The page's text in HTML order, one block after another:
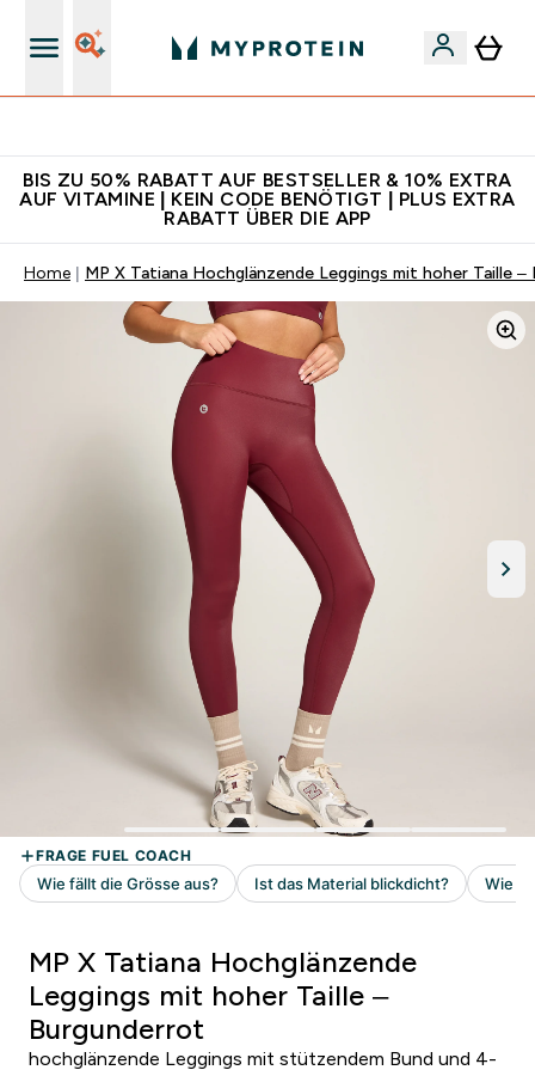
BIS ZU 50% RABATT AUF BESTSELLER & 10% EXTRA
AUF VITAMINE | KEIN CODE BENÖTIGT | PLUS EXTRA
RABATT ÜBER DIE APP
Home MP X Tatiana Hochglänzende Leggings mit hoher Taille
MP X Tatiana Hochglänzende
Leggings mit hoher Taille –
Burgunderrot
hochglänzende Leggings mit stützendem Bund und 4-